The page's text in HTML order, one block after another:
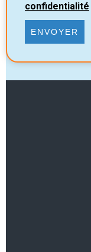
confidentialité
ENVOYER